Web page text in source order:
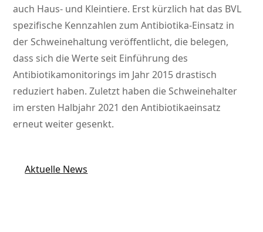
auch Haus- und Kleintiere. Erst kürzlich hat das BVL
spezifische Kennzahlen zum Antibiotika-Einsatz in
der Schweinehaltung veröffentlicht, die belegen,
dass sich die Werte seit Einführung des
Antibiotikamonitorings im Jahr 2015 drastisch
reduziert haben. Zuletzt haben die Schweinehalter
im ersten Halbjahr 2021 den Antibiotikaeinsatz
erneut weiter gesenkt.
Aktuelle News